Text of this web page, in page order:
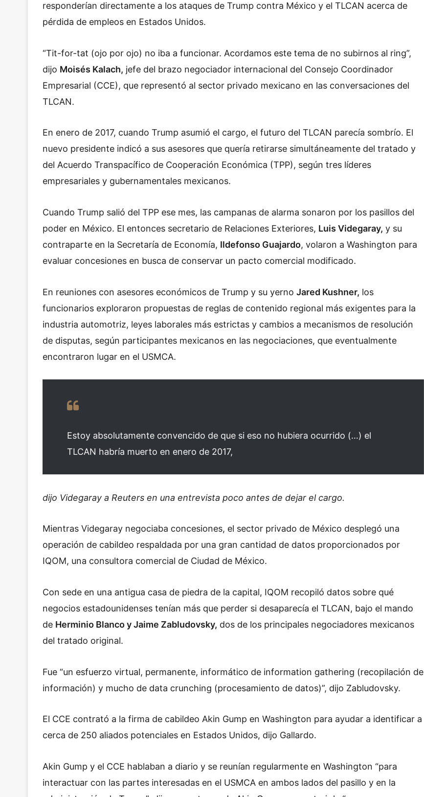
responderían directamente a los ataques de Trump contra México y el TLCAN acerca de
pérdida de empleos en Estados Unidos.
“Tit-for-tat (ojo por ojo) no iba a funcionar. Acordamos este tema de no subirnos al ring”,
dijo Moisés Kalach, jefe del brazo negociador internacional del Consejo Coordinador
Empresarial (CCE), que representó al sector privado mexicano en las conversaciones del
TLCAN.
En enero de 2017, cuando Trump asumió el cargo, el futuro del TLCAN parecía sombrío. El
nuevo presidente indicó a sus asesores que quería retirarse simultáneamente del tratado y
del Acuerdo Transpacífico de Cooperación Económica (TPP), según tres líderes
empresariales y gubernamentales mexicanos.
Cuando Trump salió del TPP ese mes, las campanas de alarma sonaron por los pasillos del
poder en México. El entonces secretario de Relaciones Exteriores, Luis Videgaray, y su
contraparte en la Secretaría de Economía, Ildefonso Guajardo, volaron a Washington para
evaluar concesiones en busca de conservar un pacto comercial modificado.
En reuniones con asesores económicos de Trump y su yerno Jared Kushner, los
funcionarios exploraron propuestas de reglas de contenido regional más exigentes para la
industria automotriz, leyes laborales más estrictas y cambios a mecanismos de resolución
de disputas, según participantes mexicanos en las negociaciones, que eventualmente
encontraron lugar en el USMCA.
Estoy absolutamente convencido de que si eso no hubiera ocurrido (…) el
TLCAN habría muerto en enero de 2017,
dijo Videgaray a Reuters en una entrevista poco antes de dejar el cargo.
Mientras Videgaray negociaba concesiones, el sector privado de México desplegó una
operación de cabildeo respaldada por una gran cantidad de datos proporcionados por
IQOM, una consultora comercial de Ciudad de México.
Con sede en una antigua casa de piedra de la capital, IQOM recopiló datos sobre qué
negocios estadounidenses tenían más que perder si desaparecía el TLCAN, bajo el mando
de Herminio Blanco y Jaime Zabludovsky, dos de los principales negociadores mexicanos
del tratado original.
Fue “un esfuerzo virtual, permanente, informático de information gathering (recopilación de
información) y mucho de data crunching (procesamiento de datos)”, dijo Zabludovsky.
El CCE contrató a la firma de cabildeo Akin Gump en Washington para ayudar a identificar a
cerca de 250 aliados potenciales en Estados Unidos, dijo Gallardo.
Akin Gump y el CCE hablaban a diario y se reunían regularmente en Washington “para
interactuar con las partes interesadas en el USMCA en ambos lados del pasillo y en la